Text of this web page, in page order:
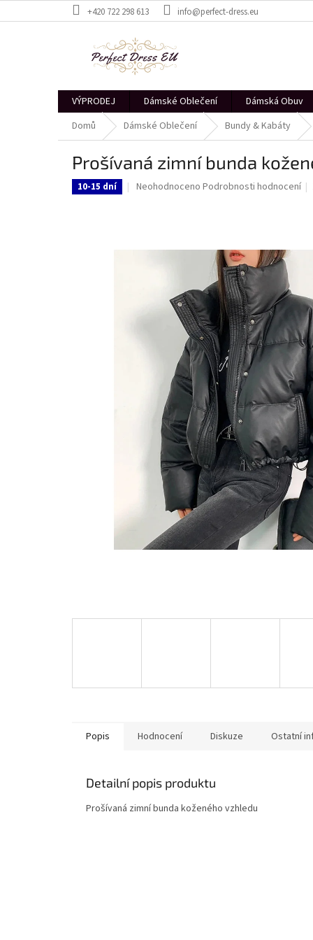
na
+420 722 298 613 info@perfect-dress.eu
VÝPRODEJ Dámské Oblečení Dámská Obuv
Domů
Dámské Oblečení Bundy & Kabáty
Prošívaná zimní bunda
10-15 dní
Průměrné
Neohodnoceno Podrobnosti hodnocení
Popis Hodnocení Diskuze Ostatní
Detailní popis produktu
Prošívaná zimní bunda koženého vzhledu